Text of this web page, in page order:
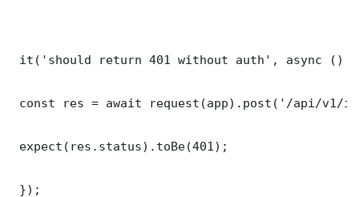
it('should return 401 without auth', async ()
const res = await request(app).post('/api/v1/
expect(res.status).toBe(401);
});